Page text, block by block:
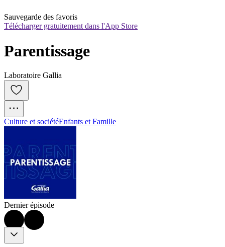
Sauvegarde des favoris
Télécharger gratuitement dans l'App Store
Parentissage
Laboratoire Gallia
Culture et sociétéEnfants et Famille
Dernier épisode